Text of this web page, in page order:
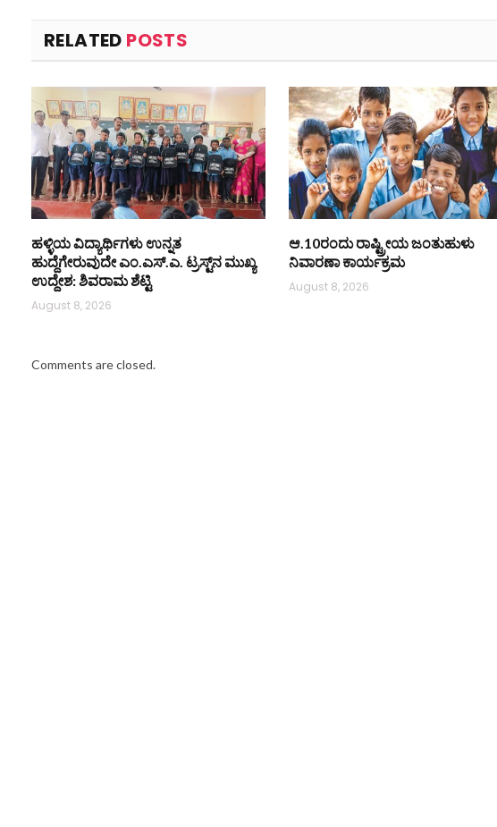
RELATED POSTS
ಹಳ್ಳಿಯ ವಿದ್ಯಾರ್ಥಿಗಳು ಉನ್ನತ
ಹುದ್ದೆಗೇರುವುದೇ ಎಂ.ಎಸ್.ಎ. ಟ್ರಸ್ಟ್‌ನ ಮುಖ್ಯ
ಉದ್ದೇಶ: ಶಿವರಾಮ ಶೆಟ್ಟಿ
August 8, 2026
ಆ.10ರಂದು ರಾಷ್ಟ್ರೀಯ ಜಂತುಹುಳು
ನಿವಾರಣಾ ಕಾರ್ಯಕ್ರಮ
August 8, 2026
Comments are closed.